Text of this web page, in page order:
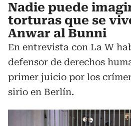
Nadie puede
torturas que se
Anwar al Bunni
En entrevista con La W
defensor de derechos
primer juicio por los
sirio en Berlín.